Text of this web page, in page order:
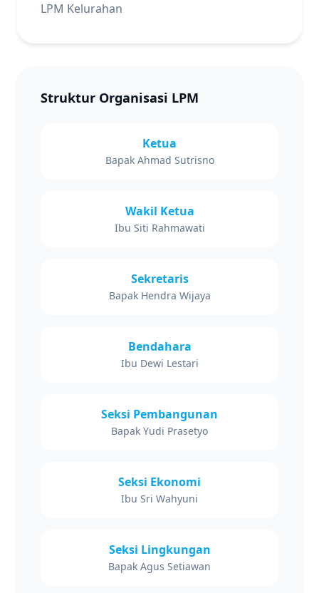
LPM Kelurahan
Struktur Organisasi LPM
Ketua
Bapak Ahmad Sutrisno
Wakil Ketua
Ibu Siti Rahmawati
Sekretaris
Bapak Hendra Wijaya
Bendahara
Ibu Dewi Lestari
Seksi Pembangunan
Bapak Yudi Prasetyo
Seksi Ekonomi
Ibu Sri Wahyuni
Seksi Lingkungan
Bapak Agus Setiawan